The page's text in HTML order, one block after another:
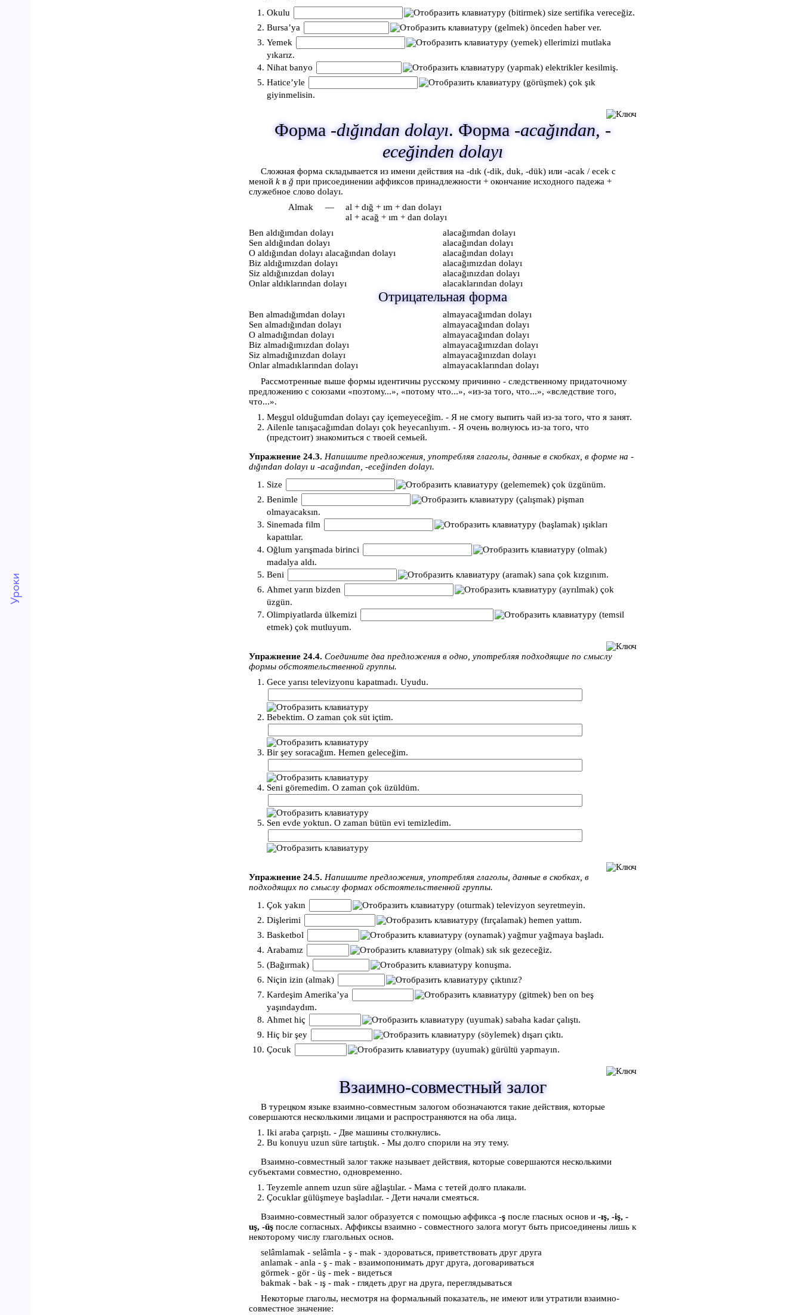
Уроки
Okulu
(bitirmek) size sertifika vereceğiz.
Bursa’ya
(gelmek) önceden haber ver.
Yemek
(yemek) ellerimizi mutlaka
yıkarız.
Nihat banyo
(yapmak) elektrikler kesilmiş.
Hatice’yle
(görüşmek) çok şık
giyinmelisin.
Форма -dığından dolayı. Форма -acağından, -
eceğinden dolayı
Сложная форма складывается из имени действия на -dık (-dik, duk, -dük) или -acak / ecek с
меной k в ğ при присоединении аффиксов принадлежности + окончание исходного падежа +
служебное слово dolayı.
Almak
—
al + dığ + ım + dan dolayı
al + acağ + ım + dan dolayı
Ben aldığımdan dolayı
alacağımdan dolayı
Sen aldığından dolayı
alacağından dolayı
O aldığından dolayı alacağından dolayı
alacağından dolayı
Biz aldığımızdan dolayı
alacağımızdan dolayı
Siz aldığınızdan dolayı
alacağınızdan dolayı
Onlar aldıklarından dolayı
alacaklarından dolayı
Отрицательная форма
Ben almadığımdan dolayı
almayacağımdan dolayı
Sen almadığından dolayı
almayacağından dolayı
O almadığından dolayı
almayacağından dolayı
Biz almadığımızdan dolayı
almayacağımızdan dolayı
Siz almadığınızdan dolayı
almayacağınızdan dolayı
Onlar almadıklarından dolayı
almayacaklarından dolayı
Рассмотренные выше формы идентичны русскому причинно - следственному придаточному
предложению с союзами «поэтому...», «потому что...», «из-за того, что...», «вследствие того,
что...».
Meşgul olduğumdan dolayı çay içemeyeceğim. - Я не смогу выпить чай из-за того, что я занят.
Ailenle tanışacağımdan dolayı çok heyecanlıyım. - Я очень волнуюсь из-за того, что
(предстоит) знакомиться с твоей семьей.
Упражнение 24.3. Напишите предложения, употребляя глаголы, данные в скобках, в форме на -
dığından dolayı и -acağından, -eceğinden dolayı.
Size
(gelememek) çok üzgünüm.
Benimle
(çalışmak) pişman
olmayacaksın.
Sinemada film
(başlamak) ışıkları
kapattılar.
Oğlum yarışmada birinci
(olmak)
madalya aldı.
Beni
(aramak) sana çok kızgınım.
Ahmet yarın bizden
(ayrılmak) çok
üzgün.
Olimpiyatlarda ülkemizi
(temsil
etmek) çok mutluyum.
Упражнение 24.4. Соедините два предложения в одно, употребляя подходящие по смыслу
формы обстоятельственной группы.
Gece yarısı televizyonu kapatmadı. Uyudu.
Bebektim. O zaman çok süt içtim.
Bir şey soracağım. Hemen geleceğim.
Seni göremedim. O zaman çok üzüldüm.
Sen evde yoktun. O zaman bütün evi temizledim.
Упражнение 24.5. Напишите предложения, употребляя глаголы, данные в скобках, в
подходящих по смыслу формах обстоятельственной группы.
Çok yakın
(oturmak) televizyon seyretmeyin.
Dişlerimi
(fırçalamak) hemen yattım.
Basketbol
(oynamak) yağmur yağmaya başladı.
Arabamız
(olmak) sık sık gezeceğiz.
(Bağırmak)
konuşma.
Niçin izin (almak)
çıktınız?
Kardeşim Amerika’ya
(gitmek) ben on beş
yaşındaydım.
Ahmet hiç
(uyumak) sabaha kadar çalıştı.
Hiç bir şey
(söylemek) dışarı çıktı.
Çocuk
(uyumak) gürültü yapmayın.
Взаимно-совместный залог
В турецком языке взаимно-совместным залогом обозначаются такие действия, которые
совершаются несколькими лицами и распространяются на оба лица.
Iki araba çarpıştı. - Две машины столкнулись.
Bu konuyu uzun süre tartıştık. - Мы долго спорили на эту тему.
Взаимно-совместный залог также называет действия, которые совершаются несколькими
субъектами совместно, одновременно.
Teyzemle annem uzun süre ağlaştılar. - Мама с тетей долго плакали.
Çocuklar gülüşmeye başladılar. - Дети начали смеяться.
Взаимно-совместный залог образуется с помощью аффикса -şпосле гласных основ и -ış, -iş, -
uş, -üş после согласных. Аффиксы взаимно - совместного залога могут быть присоединены лишь к
некоторому числу глагольных основ.
selâmlamak - selâmla - ş - mak - здороваться, приветствовать друг друга
anlamak - anla - ş - mak - взаимопонимать друг друга, договариваться
görmek - gör - üş - mek - видеться
bakmak - bak - ış - mak - глядеть друг на друга, переглядываться
Некоторые глаголы, несмотря на формальный показатель, не имеют или утратили взаимно-
совместное значение: